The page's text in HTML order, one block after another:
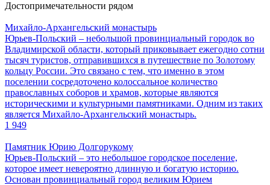
Достопримечательности рядом
Михайло-Архангельский монастырь
Юрьев-Польский – небольшой провинциальный городок во
Владимирской области, который приковывает ежегодно сотни
тысяч туристов, отправившихся в путешествие по Золотому
кольцу России. Это связано с тем, что именно в этом
поселении сосредоточено колоссальное количество
православных соборов и храмов, которые являются
историческими и культурными памятниками. Одним из таких
является Михайло-Архангельский монастырь.
1 949
Памятник Юрию Долгорукому
Юрьев-Польский – это небольшое городское поселение,
которое имеет невероятно длинную и богатую историю.
Основан провинциальный город великим Юрием